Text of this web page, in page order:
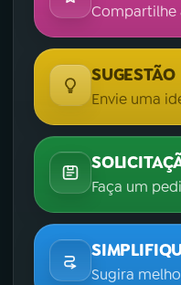
Compartilhe
SUGESTÃO
Envie uma
Faça um
Sugira